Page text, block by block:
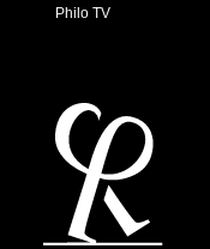
Philo TV